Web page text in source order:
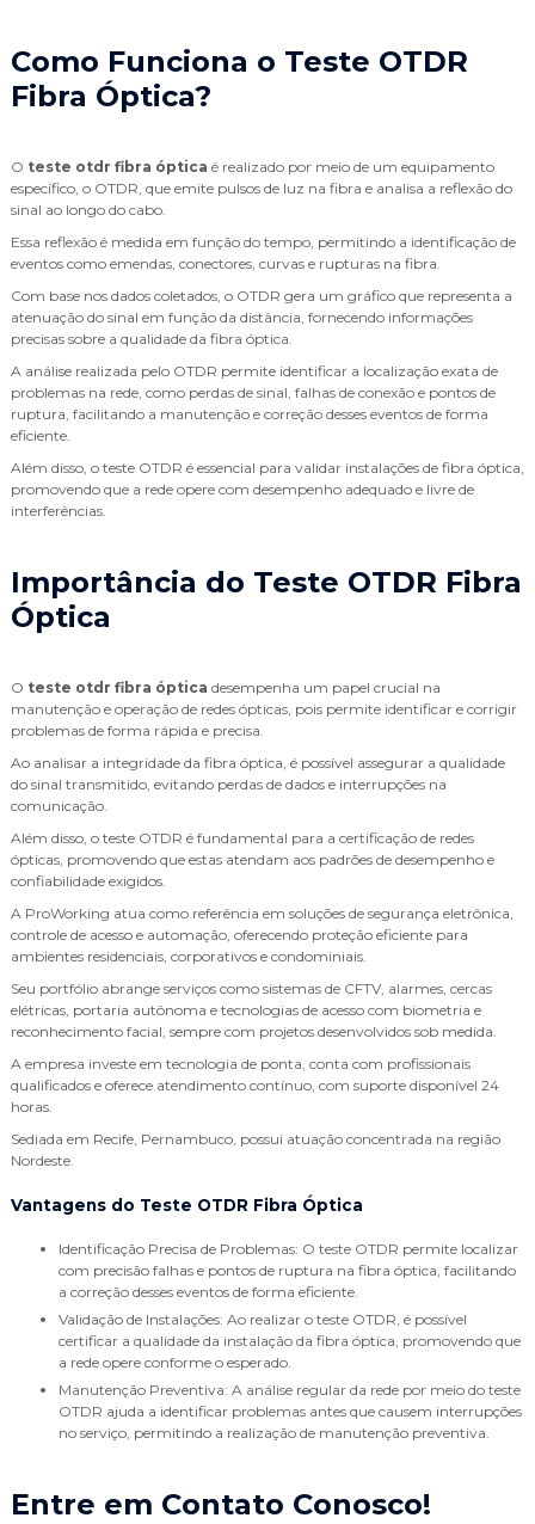
Como Funciona o Teste OTDR
Fibra Óptica?
O teste otdr fibra óptica é realizado por meio de um equipamento
específico, o OTDR, que emite pulsos de luz na fibra e analisa a reflexão do
sinal ao longo do cabo.
Essa reflexão é medida em função do tempo, permitindo a identificação de
eventos como emendas, conectores, curvas e rupturas na fibra.
Com base nos dados coletados, o OTDR gera um gráfico que representa a
atenuação do sinal em função da distância, fornecendo informações
precisas sobre a qualidade da fibra óptica.
A análise realizada pelo OTDR permite identificar a localização exata de
problemas na rede, como perdas de sinal, falhas de conexão e pontos de
ruptura, facilitando a manutenção e correção desses eventos de forma
eficiente.
Além disso, o teste OTDR é essencial para validar instalações de fibra óptica,
promovendo que a rede opere com desempenho adequado e livre de
interferências.
Importância do Teste OTDR Fibra
Óptica
O teste otdr fibra óptica desempenha um papel crucial na
manutenção e operação de redes ópticas, pois permite identificar e corrigir
problemas de forma rápida e precisa.
Ao analisar a integridade da fibra óptica, é possível assegurar a qualidade
do sinal transmitido, evitando perdas de dados e interrupções na
comunicação.
Além disso, o teste OTDR é fundamental para a certificação de redes
ópticas, promovendo que estas atendam aos padrões de desempenho e
confiabilidade exigidos.
A ProWorking atua como referência em soluções de segurança eletrônica,
controle de acesso e automação, oferecendo proteção eficiente para
ambientes residenciais, corporativos e condominiais.
Seu portfólio abrange serviços como sistemas de CFTV, alarmes, cercas
elétricas, portaria autônoma e tecnologias de acesso com biometria e
reconhecimento facial, sempre com projetos desenvolvidos sob medida.
A empresa investe em tecnologia de ponta, conta com profissionais
qualificados e oferece atendimento contínuo, com suporte disponível 24
horas.
Sediada em Recife, Pernambuco, possui atuação concentrada na região
Nordeste.
Vantagens do Teste OTDR Fibra Óptica
Identificação Precisa de Problemas: O teste OTDR permite localizar
com precisão falhas e pontos de ruptura na fibra óptica, facilitando
a correção desses eventos de forma eficiente.
Validação de Instalações: Ao realizar o teste OTDR, é possível
certificar a qualidade da instalação da fibra óptica, promovendo que
a rede opere conforme o esperado.
Manutenção Preventiva: A análise regular da rede por meio do teste
OTDR ajuda a identificar problemas antes que causem interrupções
no serviço, permitindo a realização de manutenção preventiva.
Entre em Contato Conosco!